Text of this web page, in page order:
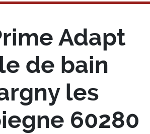
Adapt
de bain
les
60280